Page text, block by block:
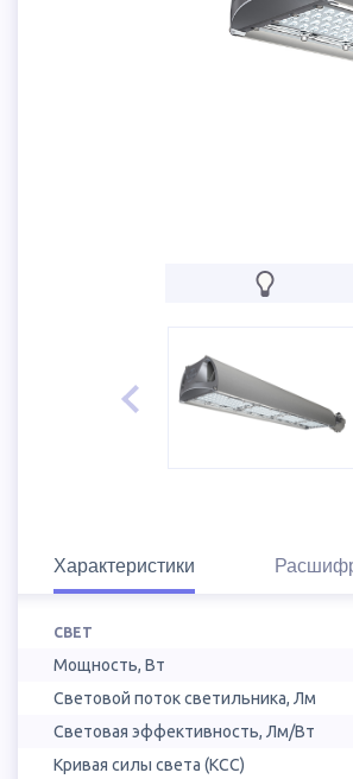
Характеристики
СВЕТ
Мощность, Вт
Световой поток светильника, Лм
Световая эффективность, Лм/Вт
Кривая силы света (КСС)